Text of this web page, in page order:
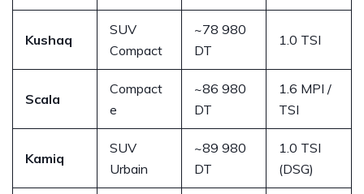
Kushaq
SUV
Compact
~78 980
DT
1.0 TSI
Scala
Compact
e
~86 980
DT
1.6 MPI /
TSI
Kamiq
SUV
Urbain
~89 980
DT
1.0 TSI
(DSG)